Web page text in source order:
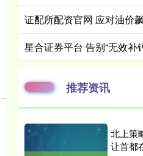
推荐资讯
北上策
让首都